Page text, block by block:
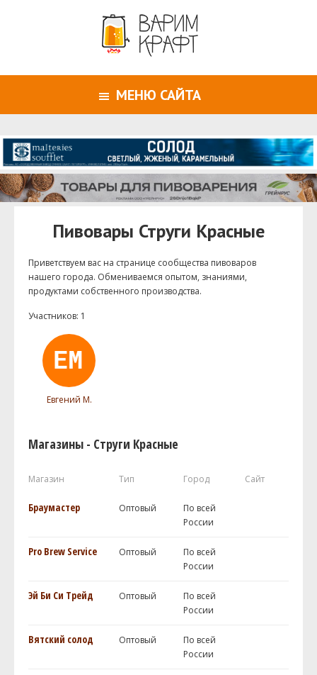
МЕНЮ САЙТА
Пивовары Струги Красные
Приветствуем ваc на странице сообщества пивоваров
нашего города. Обмениваемся опытом, знаниями,
продуктами собственного производства.
Участников: 1
Евгений М.
Магазины - Струги Красные
Магазин Тип Город Сайт
Браумастер Оптовый
По всей
России
Pro Brew Service Оптовый
По всей
России
Эй Би Си Трейд Оптовый
По всей
России
Вятский солод Оптовый
По всей
России